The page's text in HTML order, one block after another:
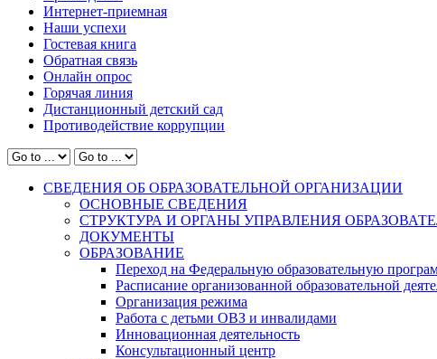
Интернет-приемная
Наши успехи
Гостевая книга
Обратная связь
Онлайн опрос
Горячая линия
Дистанционный детский сад
Противодействие коррупции
СВЕДЕНИЯ ОБ ОБРАЗОВАТЕЛЬНОЙ ОРГАНИЗАЦИИ
ОСНОВНЫЕ СВЕДЕНИЯ
СТРУКТУРА И ОРГАНЫ УПРАВЛЕНИЯ
ДОКУМЕНТЫ
ОБРАЗОВАНИЕ
Переход на Федеральную образовательную
Расписание организованной образовательной
Организация режима
Работа с детьми ОВЗ и инвалидами
Инновационная деятельность
Консультационный центр